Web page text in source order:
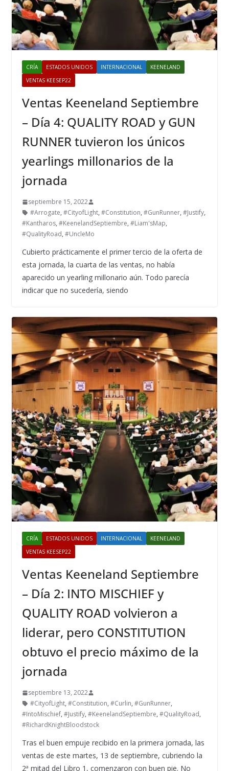
CRÍA ESTADOS UNIDOS INTERNACIONAL
KEENELAND
VENTAS KEESEP22
Ventas Keeneland Septiembre
– Día 4: QUALITY ROAD y GUN
RUNNER tuvieron los únicos
yearlings millonarios de la
jornada
septiembre 15, 2022
#Arrogate, #CityofLight, #Constitution, #GunRunner, #Justify,
#Kantharos, #KeenelandSeptiembre, #Liam'sMap,
#QualityRoad, #UncleMo
Cubierto prácticamente el primer tercio de la oferta de
esta jornada, la cuarta de las ventas, no había
aparecido un yearling millonario aún. Todo parecía
indicar que no sucedería, siendo
CRÍA ESTADOS UNIDOS INTERNACIONAL
KEENELAND
VENTAS KEESEP22
Ventas Keeneland Septiembre
– Día 2: INTO MISCHIEF y
QUALITY ROAD volvieron a
liderar, pero CONSTITUTION
obtuvo el precio máximo de la
jornada
septiembre 13, 2022
#CityofLight, #Constitution, #Curlin, #GunRunner,
#IntoMischief, #Justify, #KeenelandSeptiembre, #QualityRoad,
#RichardKnightBloodstock
Tras el buen empuje recibido en la primera jornada, las
ventas de este martes, 13 de septiembre, cubriendo la
2ª mitad del Libro 1, comenzaron con buen pie. No